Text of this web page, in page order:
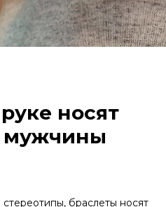
носят
мужчины
браслеты носят